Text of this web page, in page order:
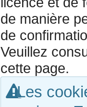
de manière
de
Veuillez
cette page.
Les